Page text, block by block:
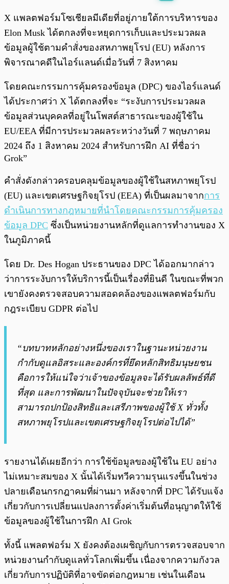
พร้อมเล่น 0:00
X แพลตฟอร์มโซเชียลมีเดียที่อยู่ภายใต้การบริหารของ
Elon Musk ได้ตกลงที่จะหยุดการเก็บและประมวลผล
ข้อมูลผู้ใช้ตามคำสั่งของสหภาพยุโรป (EU) หลังการ
พิจารณาคดีในไอร์แลนด์เมื่อวันที่ 7 สิงหาคม
โดยคณะกรรมการคุ้มครองข้อมูล (DPC) ของไอร์แลนด์
ได้ประกาศว่า X ได้ตกลงที่จะ “ระงับการประมวลผล
ข้อมูลส่วนบุคคลที่อยู่ในโพสต์สาธารณะของผู้ใช้ใน
EU/EEA ที่มีการประมวลผลระหว่างวันที่ 7 พฤษภาคม
2024 ถึง 1 สิงหาคม 2024 สำหรับการฝึก AI ที่ชื่อว่า
Grok”
คำสั่งดังกล่าวครอบคลุมข้อมูลของผู้ใช้ในสหภาพยุโรป
(EU) และเขตเศรษฐกิจยุโรป (EEA) ที่เป็นผลมาจากการ
ดำเนินการทางกฎหมายที่นำโดยคณะกรรมการคุ้มครอง
ข้อมูล DPC ซึ่งเป็นหน่วยงานหลักที่ดูแลการทำงานของ X
ในภูมิภาคนี้
โดย Dr. Des Hogan ประธานของ DPC ได้ออกมากล่าว
ว่าการระงับการให้บริการนี้เป็นเรื่องที่ยินดี ในขณะที่พวก
เขายังคงตรวจสอบความสอดคล้องของแพลตฟอร์มกับ
กฎระเบียบ GDPR ต่อไป
“บทบาทหลักอย่างหนึ่งของเราในฐานะหน่วยงาน
กำกับดูแลอิสระและองค์กรที่ยึดหลักสิทธิมนุษยชน
คือการให้แน่ใจว่าเจ้าของข้อมูลจะได้รับผลลัพธ์ที่ดี
ที่สุด และการพัฒนาในปัจจุบันจะช่วยให้เรา
สามารถปกป้องสิทธิและเสรีภาพของผู้ใช้ X ทั่วทั้ง
สหภาพยุโรปและเขตเศรษฐกิจยุโรปต่อไปได้”
รายงานได้เผยอีกว่า การใช้ข้อมูลของผู้ใช้ใน EU อย่าง
ไม่เหมาะสมของ X นั้นได้เริ่มทวีความรุนแรงขึ้นในช่วง
ปลายเดือนกรกฎาคมที่ผ่านมา หลังจากที่ DPC ได้รับแจ้ง
เกี่ยวกับการเปลี่ยนแปลงการตั้งค่าเริ่มต้นที่อนุญาตให้ใช้
ข้อมูลของผู้ใช้ในการฝึก AI Grok
ทั้งนี้ แพลตฟอร์ม X ยังคงต้องเผชิญกับการตรวจสอบจาก
หน่วยงานกำกับดูแลทั่วโลกเพิ่มขึ้น เนื่องจากความกังวล
เกี่ยวกับการปฏิบัติที่อาจขัดต่อกฎหมาย เช่นในเดือน